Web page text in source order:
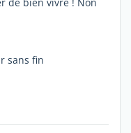
sans fin